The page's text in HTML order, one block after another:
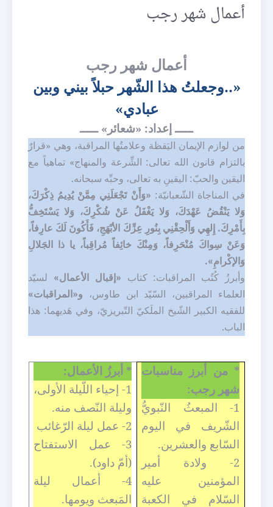
أعمال شهر رجب
أعمال شهر رجب
«..وجعلتُ هذا الشّهر حبلاً بيني وبين
عبادي»
ـــــ إعداد: «شعائر» ـــــ
من لوازم الإيمان اليَقظة وعلامتُها المراقبة، وهي «قرارٌ
بالتزام قانون الله تعالى: الشِّرعة والمنهاج» تماهياً مع
اليقين والحبّ: اليقينِ به تعالى، وحبِّه سبحانه.
في المناجاة الشّعبانيّة: «وَأَنْ تَجْعَلَنِي مِمَّنْ يُدِيمُ ذِكْرَكَ،
وَلا يَنْقُضُ عَهْدَكَ، وَلا يَغْفَلُ عَنْ شُكْرِكَ، وَلا يَسْتَخِفُّ
بِأَمْرِكَ. إِلهِي وَأَلْحِقْنِي بِنُورِ عِزِّكَ الأبْهَجِ، فَأَكُونَ لَكَ عارِفاً،
وَعَنْ سِواكَ مُنْحَرِفاً، وَمِنْكَ خائِفاً مُراقِباً، يا ذا الجَلالِ
وَالإكْرامِ».
وأبرزُ كُتُب المراقبات: كتاب «إقبال الأعمال» لسيّد
العلماء المراقبين، السّيّد ابن طاوس، و«المراقبات»
للفقيه الكبير الشّيخ الملَكيّ التّبريزيّ، وفي هَديهما: هذا
الباب.
* من أبرز مناسبات
شهر رجب:
1- المبعثُ النّبويُّ
الشّريف في اليوم
السّابع والعشرين.
2- ولادة أمير
المؤمنين عليه
السّلام في الكعبة
* أبرزُ الأعمال:
1- إحياء اللّيلة الأولى،
وليلة النّصف منه.
2- عمل ليلة الرّغائب
3- عمل الاستفتاح
(أمّ داود).
4- أعمال ليلة
المَبعث ويومها.